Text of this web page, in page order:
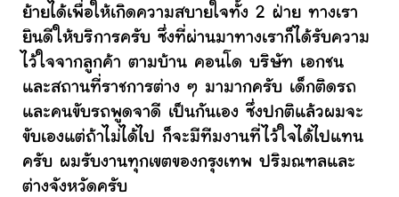
ย้ายได้เพื่อให้เกิดความสบายใจทั้ง 2 ฝ่าย ทางเรา
ยินดีให้บริการครับ ซึ่งที่ผ่านมาทางเราก็ได้รับความ
ไว้ใจจากลูกค้า ตามบ้าน คอนโด บริษัท เอกชน
และสถานที่ราชการต่าง ๆ มามากครับ เด็กติดรถ
และคนขับรถพูดจาดี เป็นกันเอง ซึ่งปกติแล้วผมจะ
ขับเองแต่ถ้าไม่ได้ไป ก็จะมีทีมงานที่ไว้ใจได้ไปแทน
ครับ ผมรับงานทุกเขตของกรุงเทพ ปริมณฑลและ
ต่างจังหวัดครับ